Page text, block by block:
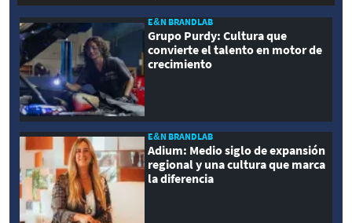
E&N BRANDLAB
Grupo Purdy: Cultura que
convierte el talento en motor de
crecimiento
E&N BRANDLAB
Adium: Medio siglo de expansión
regional y una cultura que marca
la diferencia